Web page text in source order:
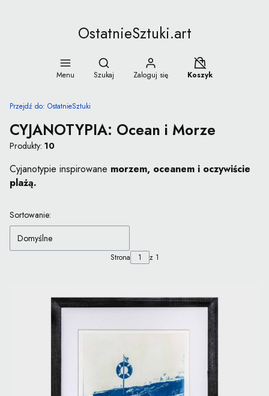
OstatnieSztuki.art
Menu
Otwórz wyszukiwarkę
Szukaj Zaloguj się
Koszyk wyłączony
Koszyk
Przejdź do: OstatnieSztuki
CYJANOTYPIA: Ocean i Morze
Produkty: 10
Cyjanotypie inspirowane morzem, oceanem i oczywiście
plażą.
Lista produktów
Sortowanie:
Domyślne
Strona z 1